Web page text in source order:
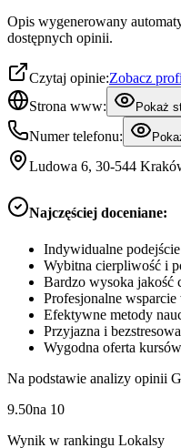
Opis wygenerowany
dostępnych opinii.
Czytaj opinie:Zobacz
Strona www:
Pokaż
Numer telefonu:
Ludowa 6, 30-544
Najczęściej doceniane:
Indywidualne
Wybitna cierpliwość i
Bardzo wysoka jakość
Profesjonalne
Efektywne metody
Przyjazna i
Wygodna oferta
Na podstawie analizy opinii
9.50na 10
Wynik w rankingu Lokalsy